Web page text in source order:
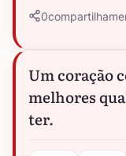
0
Um coração
melhores
ter.